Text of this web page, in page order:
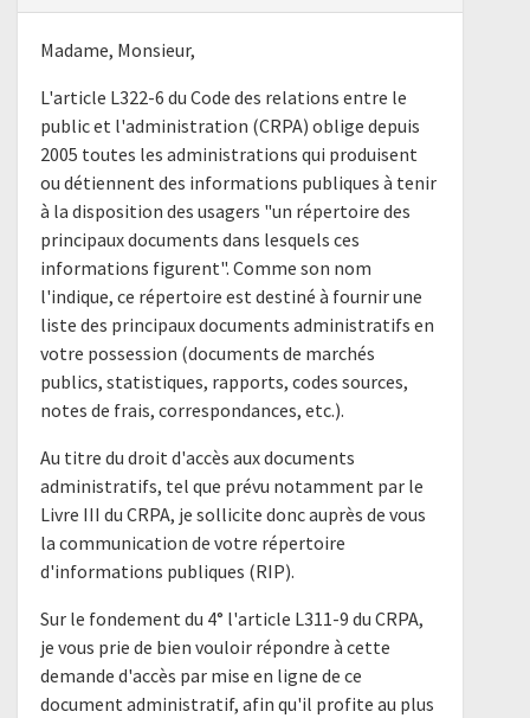
Madame, Monsieur,
L'article L322-6 du Code des relations entre le
public et l'administration (CRPA) oblige depuis
2005 toutes les administrations qui produisent
ou détiennent des informations publiques à tenir
à la disposition des usagers "un répertoire des
principaux documents dans lesquels ces
informations figurent". Comme son nom
l'indique, ce répertoire est destiné à fournir une
liste des principaux documents administratifs en
votre possession (documents de marchés
publics, statistiques, rapports, codes sources,
notes de frais, correspondances, etc.).
Au titre du droit d'accès aux documents
administratifs, tel que prévu notamment par le
Livre III du CRPA, je sollicite donc auprès de vous
la communication de votre répertoire
d'informations publiques (RIP).
Sur le fondement du 4° l'article L311-9 du CRPA,
je vous prie de bien vouloir répondre à cette
demande d'accès par mise en ligne de ce
document administratif, afin qu'il profite au plus